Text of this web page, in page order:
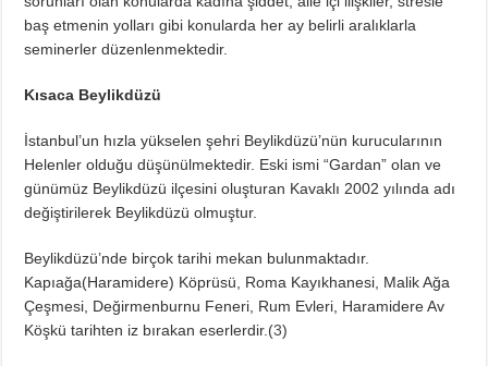
baş etmenin yolları gibi konularda her ay belirli aralıklarla
seminerler düzenlenmektedir.
Kısaca Beylikdüzü
İstanbul’un hızla yükselen şehri Beylikdüzü’nün kurucularının
Helenler olduğu düşünülmektedir. Eski ismi “Gardan” olan ve
günümüz Beylikdüzü ilçesini oluşturan Kavaklı 2002 yılında adı
değiştirilerek Beylikdüzü olmuştur.
Beylikdüzü’nde birçok tarihi mekan bulunmaktadır.
Kapıağa(Haramidere) Köprüsü, Roma Kayıkhanesi, Malik Ağa
Çeşmesi, Değirmenburnu Feneri, Rum Evleri, Haramidere Av
Köşkü tarihten iz bırakan eserlerdir.(3)